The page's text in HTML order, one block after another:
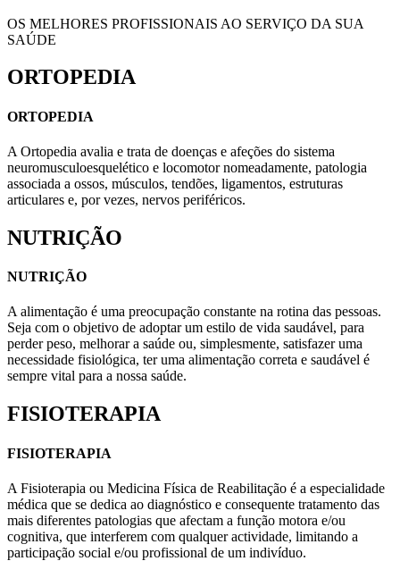
OS MELHORES PROFISSIONAIS AO SERVIÇO DA SUA
SAÚDE
ORTOPEDIA
ORTOPEDIA
A Ortopedia avalia e trata de doenças e afeções do sistema
neuromusculoesquelético e locomotor nomeadamente, patologia
associada a ossos, músculos, tendões, ligamentos, estruturas
articulares e, por vezes, nervos periféricos.
NUTRIÇÃO
NUTRIÇÃO
A alimentação é uma preocupação constante na rotina das pessoas.
Seja com o objetivo de adoptar um estilo de vida saudável, para
perder peso, melhorar a saúde ou, simplesmente, satisfazer uma
necessidade fisiológica, ter uma alimentação correta e saudável é
sempre vital para a nossa saúde.
FISIOTERAPIA
FISIOTERAPIA
A Fisioterapia ou Medicina Física de Reabilitação é a especialidade
médica que se dedica ao diagnóstico e consequente tratamento das
mais diferentes patologias que afectam a função motora e/ou
cognitiva, que interferem com qualquer actividade, limitando a
participação social e/ou profissional de um indivíduo.